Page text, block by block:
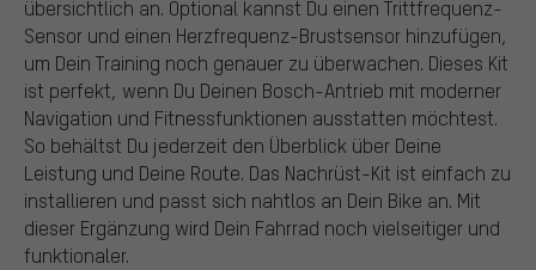
übersichtlich an. Optional kannst Du einen Trittfrequenz-
Sensor und einen Herzfrequenz-Brustsensor hinzufügen,
um Dein Training noch genauer zu überwachen. Dieses Kit
ist perfekt, wenn Du Deinen Bosch-Antrieb mit moderner
Navigation und Fitnessfunktionen ausstatten möchtest.
So behältst Du jederzeit den Überblick über Deine
Leistung und Deine Route. Das Nachrüst-Kit ist einfach zu
installieren und passt sich nahtlos an Dein Bike an. Mit
dieser Ergänzung wird Dein Fahrrad noch vielseitiger und
funktionaler.